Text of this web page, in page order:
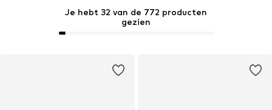
Je hebt 32 van de 772 producten
gezien